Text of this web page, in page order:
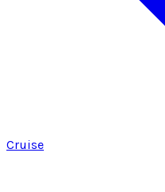
Cruise